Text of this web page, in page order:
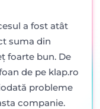
a fost atât
suma din
foarte bun. De
de pe klap.ro
probleme
companie.